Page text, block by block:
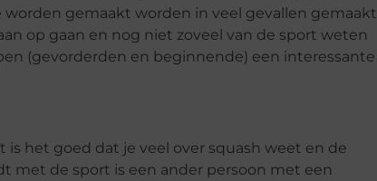
worden gemaakt worden in veel gevallen gemaakt
op gaan en nog niet zoveel van de sport weten
(gevorderden en beginnende) een interessante
het goed dat je veel over squash weet en de
met de sport is een ander persoon met een